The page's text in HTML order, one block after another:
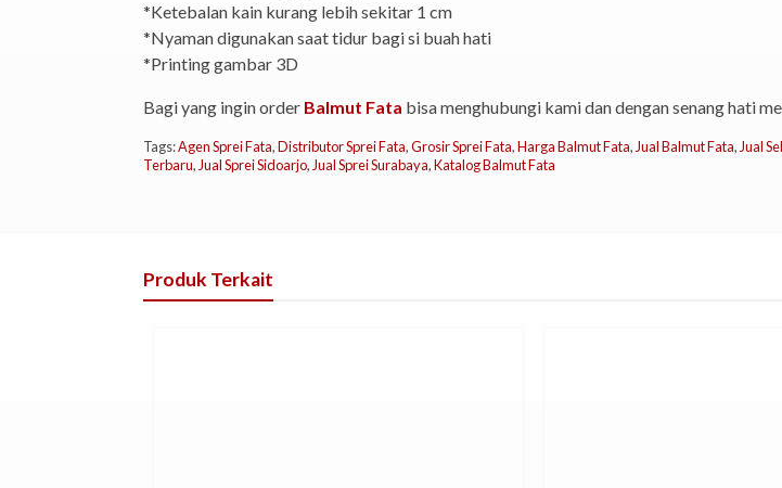
*Ketebalan kain kurang lebih sekitar 1 cm
*Nyaman digunakan saat tidur bagi si buah hati
*Printing gambar 3D
Bagi yang ingin order Balmut Fata bisa menghubungi kami dan dengan senang hati
Tags:Agen Sprei Fata,Distributor Sprei Fata,Grosir Sprei Fata,Harga Balmut Fata,Jual Balmut Fata,Jual
Terbaru,Jual Sprei Sidoarjo,Jual Sprei Surabaya,Katalog Balmut Fata
Produk Terkait